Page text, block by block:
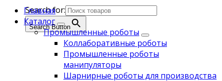
Search for:
Search Button
Главная
Каталог
Промышленные роботы
Коллаборативные роботы
Промышленные роботы
манипуляторы
Шарнирные роботы для производства